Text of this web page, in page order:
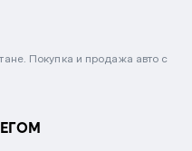
Покупка и продажа авто с